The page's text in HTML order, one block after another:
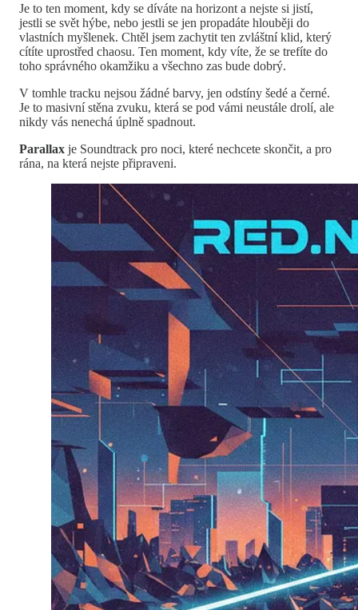
Je to ten moment, kdy se díváte na horizont a nejste si jistí,
jestli se svět hýbe, nebo jestli se jen propadáte hlouběji do
vlastních myšlenek. Chtěl jsem zachytit ten zvláštní klid, který
cítíte uprostřed chaosu. Ten moment, kdy víte, že se trefíte do
toho správného okamžiku a všechno zas bude dobrý.
V tomhle tracku nejsou žádné barvy, jen odstíny šedé a černé.
Je to masivní stěna zvuku, která se pod vámi neustále drolí, ale
nikdy vás nenechá úplně spadnout.
Parallax je Soundtrack pro noci, které nechcete skončit, a pro
rána, na která nejste připraveni.